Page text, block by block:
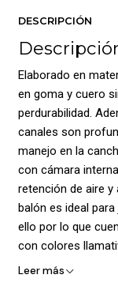
DESCRIPCIÓN
Elaborado en
en goma y cuero
perdurabilidad.
canales son
manejo en la
con cámara
retención de aire y
balón es ideal
ello por lo que
con colores
cancha. Tamaño
Leer más